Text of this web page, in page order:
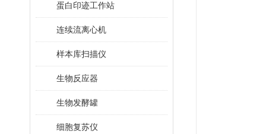
蛋白印迹工作站
连续流离心机
样本库扫描仪
生物反应器
生物发酵罐
细胞复苏仪